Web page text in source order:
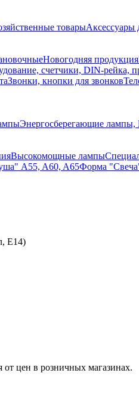
товарыАксессуары
Новогодняя продукция
счетчики, DIN-рейка,
Звонки, кнопки для звонков
Энергосберегающие
Высокомощные лампы
A55, A60, A65Форма
E14)
от цен в розничных магазинах.